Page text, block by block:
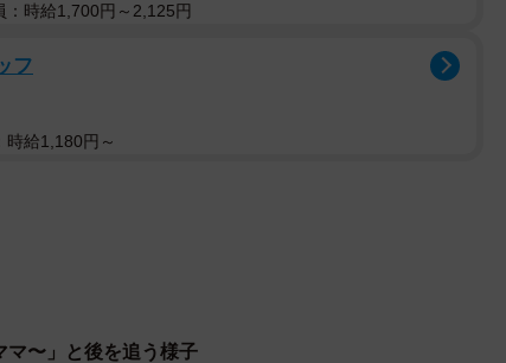
で辿り着けるといいね 頑張って ‼︎」
」
）さんにくわしい話をお聞きしました。
時40分頃です。2015年の春頃から野良猫さんや地域猫
していた頃でした。この日は月曜日でしたが、勤務が
：時給1,700円～2,125円
フ
時給1,180円～
マ〜」と後を追う様子